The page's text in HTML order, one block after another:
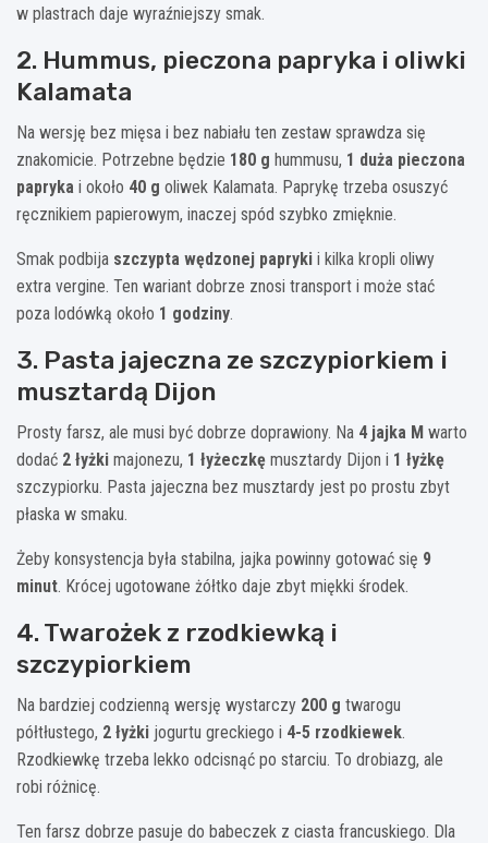
w plastrach daje wyraźniejszy smak.
2. Hummus, pieczona papryka i oliwki
Kalamata
Na wersję bez mięsa i bez nabiału ten zestaw sprawdza się
znakomicie. Potrzebne będzie 180 g hummusu, 1 duża pieczona
papryka i około 40 g oliwek Kalamata. Paprykę trzeba osuszyć
ręcznikiem papierowym, inaczej spód szybko zmięknie.
Smak podbija szczypta wędzonej papryki i kilka kropli oliwy
extra vergine. Ten wariant dobrze znosi transport i może stać
poza lodówką około 1 godziny.
3. Pasta jajeczna ze szczypiorkiem i
musztardą Dijon
Prosty farsz, ale musi być dobrze doprawiony. Na 4 jajka M warto
dodać 2 łyżki majonezu, 1 łyżeczkę musztardy Dijon i 1 łyżkę
szczypiorku. Pasta jajeczna bez musztardy jest po prostu zbyt
płaska w smaku.
Żeby konsystencja była stabilna, jajka powinny gotować się 9
minut. Krócej ugotowane żółtko daje zbyt miękki środek.
4. Twarożek z rzodkiewką i
szczypiorkiem
Na bardziej codzienną wersję wystarczy 200 g twarogu
półtłustego, 2 łyżki jogurtu greckiego i 4-5 rzodkiewek.
Rzodkiewkę trzeba lekko odcisnąć po starciu. To drobiazg, ale
robi różnicę.
Ten farsz dobrze pasuje do babeczek z ciasta francuskiego. Dla